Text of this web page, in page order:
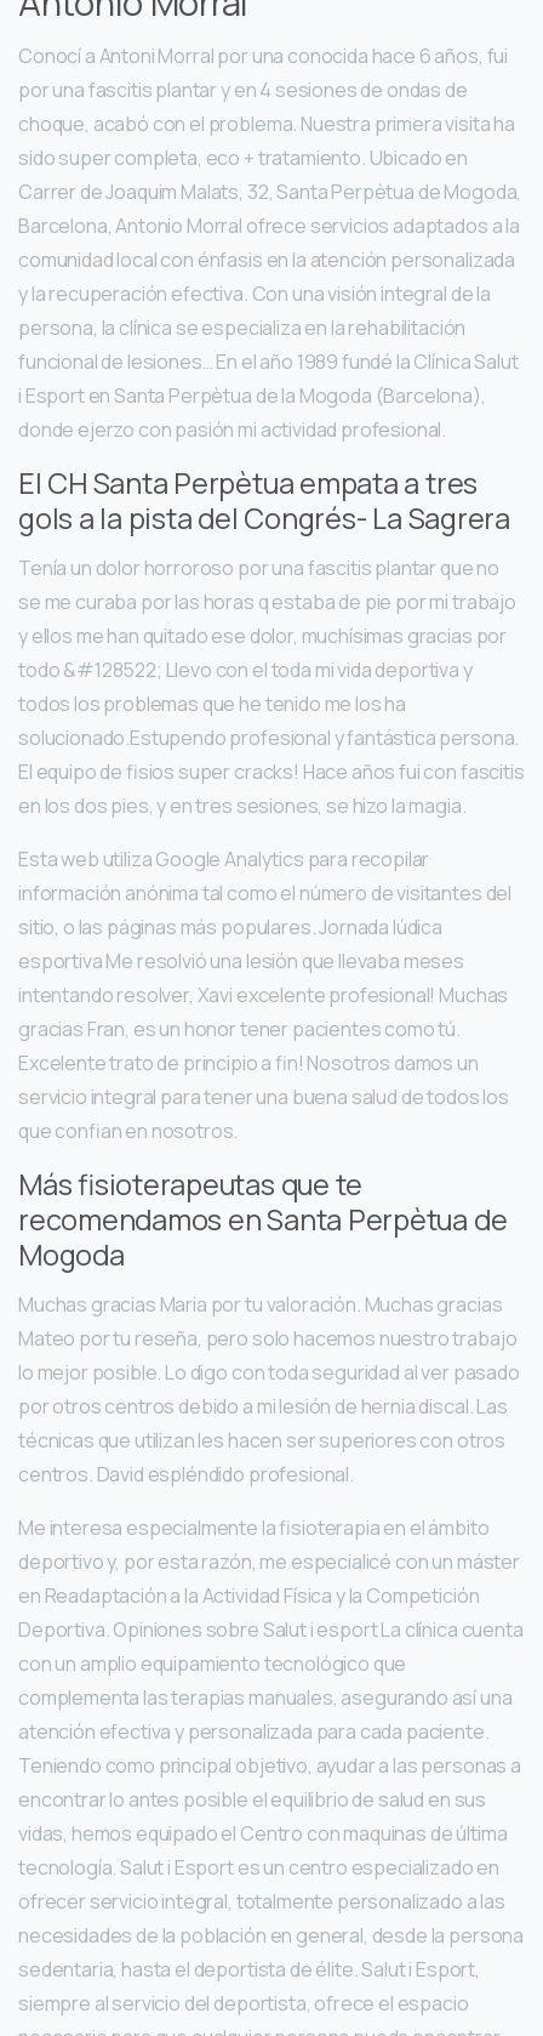
Conocí a Antoni Morral por una conocida hace 6 años, fui
por una fascitis plantar y en 4 sesiones de ondas de
choque, acabó con el problema. Nuestra primera visita ha
sido super completa, eco + tratamiento. Ubicado en
Carrer de Joaquim Malats, 32, Santa Perpètua de Mogoda,
Barcelona, Antonio Morral ofrece servicios adaptados a la
comunidad local con énfasis en la atención personalizada
y la recuperación efectiva. Con una visión integral de la
persona, la clínica se especializa en la rehabilitación
funcional de lesiones… En el año 1989 fundé la Clínica Salut
i Esport en Santa Perpètua de la Mogoda (Barcelona),
donde ejerzo con pasión mi actividad profesional.
El CH Santa Perpètua empata a tres
gols a la pista del Congrés- La Sagrera
Tenía un dolor horroroso por una fascitis plantar que no
se me curaba por las horas q estaba de pie por mi trabajo
y ellos me han quitado ese dolor, muchísimas gracias por
todo &#128522; Llevo con el toda mi vida deportiva y
todos los problemas que he tenido me los ha
solucionado.Estupendo profesional y fantástica persona.
El equipo de fisios super cracks! Hace años fui con fascitis
en los dos pies, y en tres sesiones, se hizo la magia.
Esta web utiliza Google Analytics para recopilar
información anónima tal como el número de visitantes del
sitio, o las páginas más populares. Jornada lúdica
esportiva Me resolvió una lesión que llevaba meses
intentando resolver, Xavi excelente profesional! Muchas
gracias Fran, es un honor tener pacientes como tú.
Excelente trato de principio a fin! Nosotros damos un
servicio integral para tener una buena salud de todos los
que confian en nosotros.
Más fisioterapeutas que te
recomendamos en Santa Perpètua de
Mogoda
Muchas gracias Maria por tu valoración. Muchas gracias
Mateo por tu reseña, pero solo hacemos nuestro trabajo
lo mejor posible. Lo digo con toda seguridad al ver pasado
por otros centros debido a mi lesión de hernia discal. Las
técnicas que utilizan les hacen ser superiores con otros
centros. David espléndido profesional.
Me interesa especialmente la fisioterapia en el ámbito
deportivo y, por esta razón, me especialicé con un máster
en Readaptación a la Actividad Física y la Competición
Deportiva. Opiniones sobre Salut i esport La clínica cuenta
con un amplio equipamiento tecnológico que
complementa las terapias manuales, asegurando así una
atención efectiva y personalizada para cada paciente.
Teniendo como principal objetivo, ayudar a las personas a
encontrar lo antes posible el equilibrio de salud en sus
vidas, hemos equipado el Centro con maquinas de última
tecnología. Salut i Esport es un centro especializado en
ofrecer servicio integral, totalmente personalizado a las
necesidades de la población en general, desde la persona
sedentaria, hasta el deportista de élite. Salut i Esport,
siempre al servicio del deportista, ofrece el espacio